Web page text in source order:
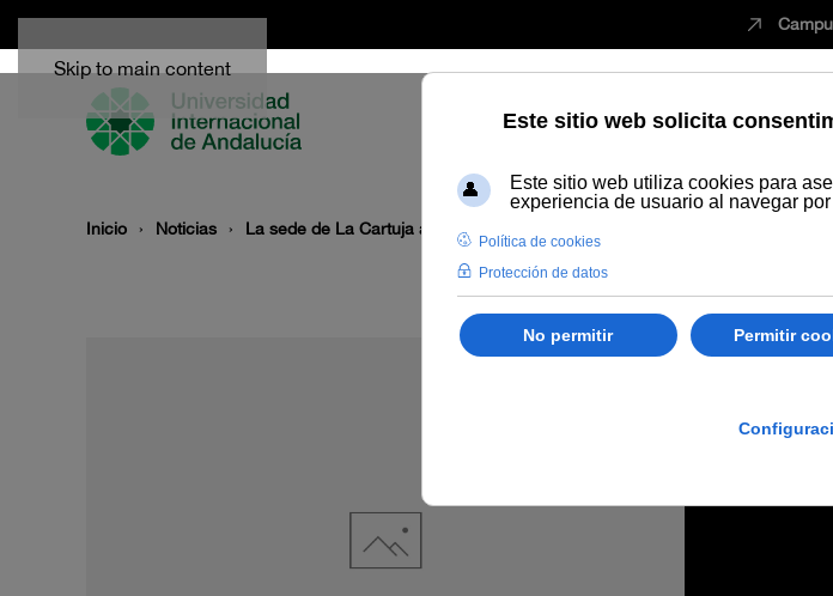
Skip to main content
Inicio Noticias La sede de La Cartuja acoge el hackcamp “La ciudad es nuestra” sobre